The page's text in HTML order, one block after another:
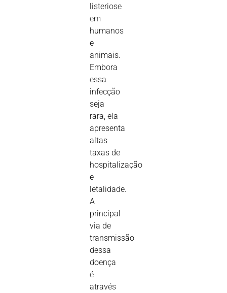
listeriose
em
humanos
e
animais.
Embora
essa
infecção
seja
rara, ela
apresenta
altas
taxas de
hospitalização
e
letalidade.
A
principal
via de
transmissão
dessa
doença
é
através